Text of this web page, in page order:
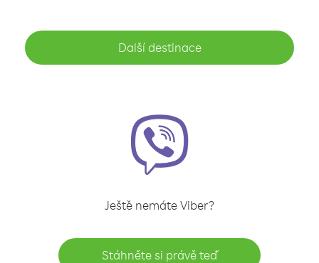
Další destinace
Ještě nemáte Viber?
Stáhněte si právě teď